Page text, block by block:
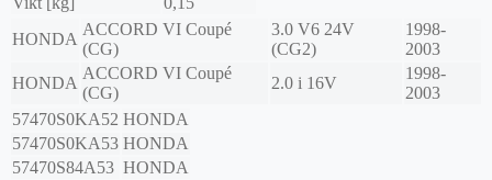
HONDA
ACCORD VI Coupé
(CG)
3.0 V6 24V
(CG2)
1998-
2003
HONDA
ACCORD VI Coupé
(CG)
2.0 i 16V
1998-
2003
57470S0KA52 HONDA
57470S0KA53 HONDA
57470S84A53 HONDA